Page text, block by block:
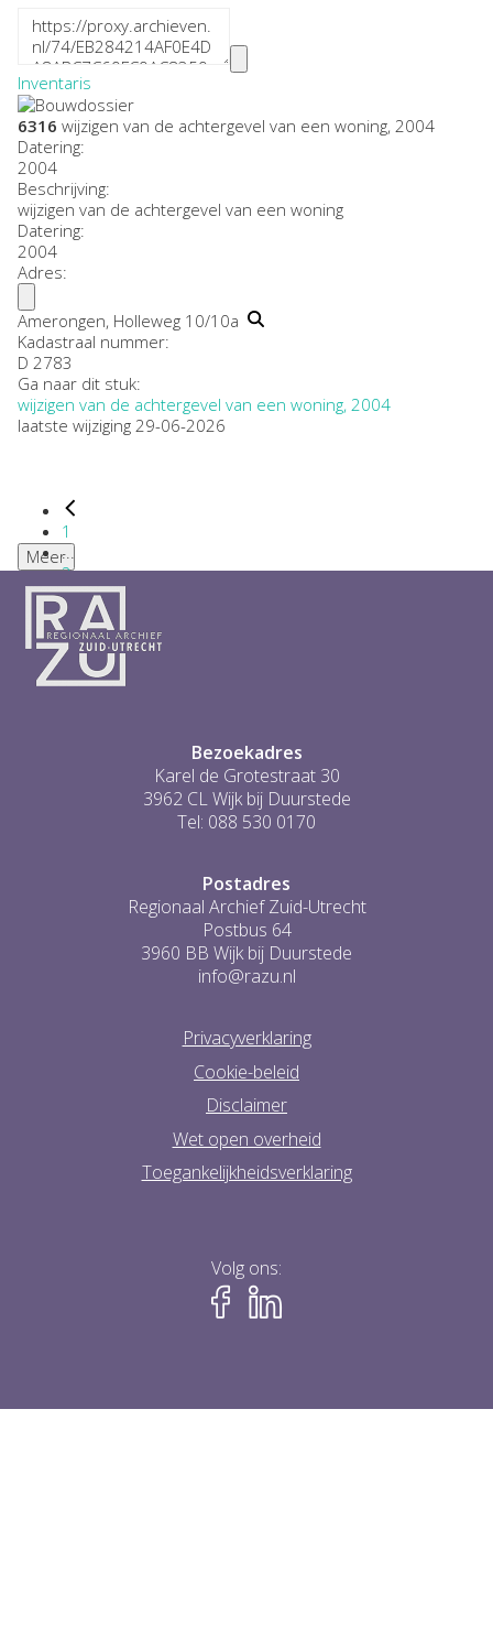
Inventaris
6316 wijzigen van de achtergevel van een woning, 2004
Datering:
2004
Beschrijving:
wijzigen van de achtergevel van een woning
Datering:
2004
Adres:
Amerongen, Holleweg 10/10a
Kadastraal nummer:
D 2783
Ga naar dit stuk:
wijzigen van de achtergevel van een woning, 2004
laatste wijziging 29-06-2026
1
...
2
3
4
5
6
...
Meer
Bezoekadres
Karel de Grotestraat 30
3962 CL Wijk bij Duurstede
Tel: 088 530 0170
Postadres
Regionaal Archief Zuid-Utrecht
Postbus 64
3960 BB Wijk bij Duurstede
info@razu.nl
Privacyverklaring
Cookie-beleid
Disclaimer
Wet open overheid
Toegankelijkheidsverklaring
Volg ons: